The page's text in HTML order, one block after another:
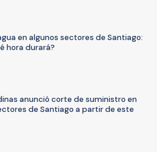
en algunos sectores de Santiago:
hora durará?
anunció corte de suministro en
de Santiago a partir de este